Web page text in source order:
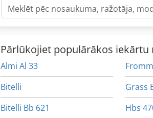
Pārlūkojiet populārākos iekārtu
Almi Al 33
Bitelli
Bitelli Bb 621
Grass
Hbs